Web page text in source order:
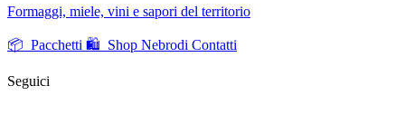
Formaggi, miele, vini e sapori del territorio
📦 Pacchetti 🛍️ Shop Nebrodi Contatti
Seguici